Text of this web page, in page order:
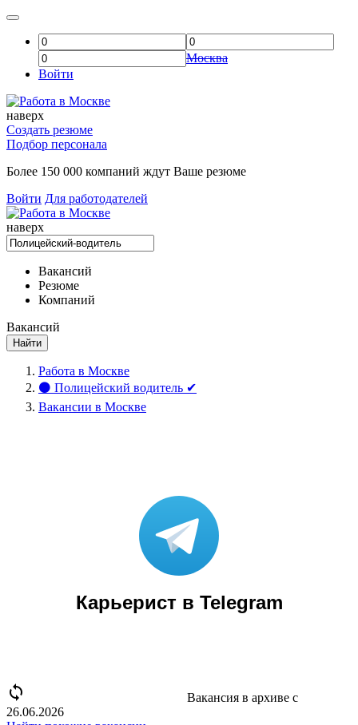
Москва
Войти
наверх
Создать резюме
Подбор персонала
Более 150 000 компаний ждут Ваше резюме
Войти Для работодателей
наверх
Вакансий
Резюме
Компаний
Вакансий
Найти
Работа в Москве
⚫ Полицейский водитель ✔
Вакансии в Москве
Карьерист в Telegram
sync disabled
Вакансия в архиве с
26.06.2026